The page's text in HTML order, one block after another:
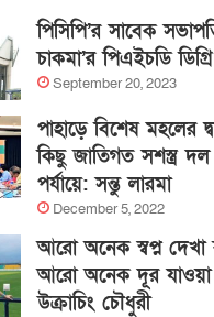
পিসিপি’র সাবেক
চাকমা’র পিএইচডি
September 20, 2023
পাহাড়ে বিশেষ মহলের
কিছু জাতিগত সশস্ত্র
পর্যায়ে: সন্তু লারমা
December 5, 2022
আরো অনেক স্বপ্ন দেখা
আরো অনেক দূর যাওয়া
উক্রাচিং চৌধুরী